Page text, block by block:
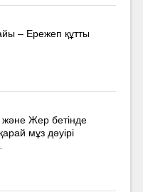
– Ережеп құтты
Жер бетінде
мұз дәуірі